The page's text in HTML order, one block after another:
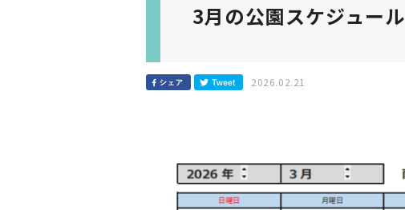
3月の公園スケジュール
2026.02.21